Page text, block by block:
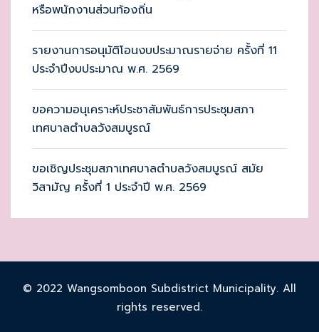
หรือพนักงานส่วนท้องถิ่น
รายงานการอนุมัติโอนงบประมาณรายจ่าย ครั้งที่ 11
ประจำปีงบประมาณ พ.ศ. 2569
ขอความอนุเคราะห์ประชาสัมพันธ์การประชุมสภา
เทศบาลตำบลวังสมบูรณ์
ขอเชิญประชุมสภาเทศบาลตำบลวังสมบูรณ์ สมัย
วิสามัญ ครั้งที่ 1 ประจำปี พ.ศ. 2569
© 2022 Wangsomboon Subdistrict Municipality. All
rights reserved.